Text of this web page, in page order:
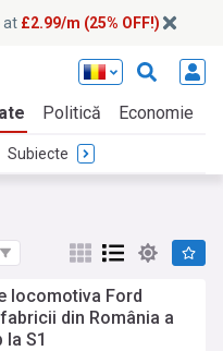
at £2.99/m (25% OFF!)
Politică Economie
Subiecte
locomotiva Ford
din România a
S1